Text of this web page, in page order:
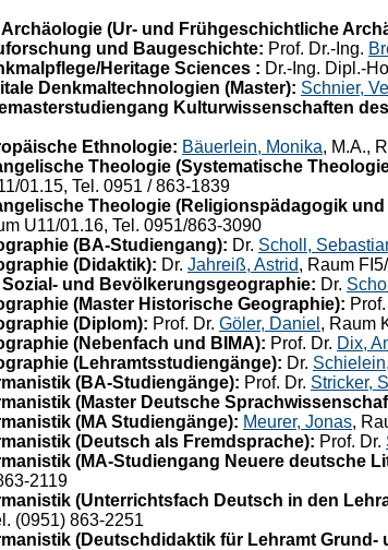
(Ur- und Frühgeschichtliche
und Baugeschichte: Prof. Dr.-Ing.
Heritage Sciences : Dr.-Ing. Dipl.-
Denkmaltechnologien (Master): Schnier,
Kulturwissenschaften
Ethnologie: Bäuerlein, Monika, M.A.,
Theologie (Systematische
01.15, Tel. 0951 / 863-1839
Theologie (Religionspädagogik
U11/01.16, Tel. 0951/863-3090
(BA-Studiengang): Dr. Scholl,
(Didaktik): Dr. Jahreiß, Astrid, Raum
und Bevölkerungsgeographie: Dr.
(Master Historische Geographie):
(Diplom): Prof. Dr. Göler, Daniel , Raum
(Nebenfach und BIMA): Prof. Dr. Dix,
(Lehramtsstudiengänge): Dr.
(BA-Studiengänge): Prof. Dr. Stricker,
(Master Deutsche
(MA Studiengänge): Meurer, Jonas,
(Deutsch als Fremdsprache): Prof. Dr.
(MA-Studiengang Neuere deutsche
2119
(Unterrichtsfach Deutsch in den
(0951) 863-2251
(Deutschdidaktik für Lehramt Grund-